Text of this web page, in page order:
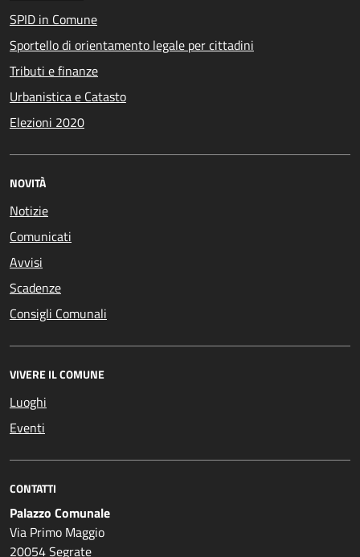
SPID in Comune
Sportello di orientamento legale per cittadini
Tributi e finanze
Urbanistica e Catasto
Elezioni 2020
NOVITÀ
Notizie
Comunicati
Avvisi
Scadenze
Consigli Comunali
VIVERE IL COMUNE
Luoghi
Eventi
CONTATTI
Palazzo Comunale
Via Primo Maggio
20054 Segrate